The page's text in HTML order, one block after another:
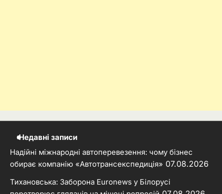
Недавні записи
Надійні міжнародні автоперевезення: чому бізнес
обирає компанію «Автотрансекспедиція» 07.08.2026
Тихановська: Заборона Euronews у Білорусі